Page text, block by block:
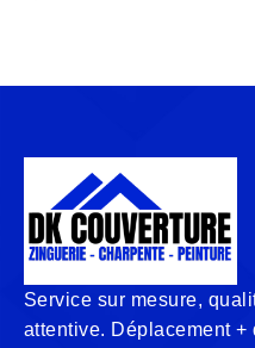
Service sur mesure,
attentive. Déplacement +